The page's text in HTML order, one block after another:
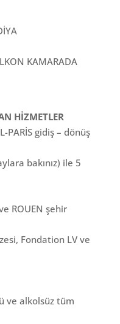
KAMARADA
HİZMETLER
PARİS gidiş – dönüş
bakınız) ile 5
ROUEN şehir
Fondation LV ve
ve alkolsüz tüm